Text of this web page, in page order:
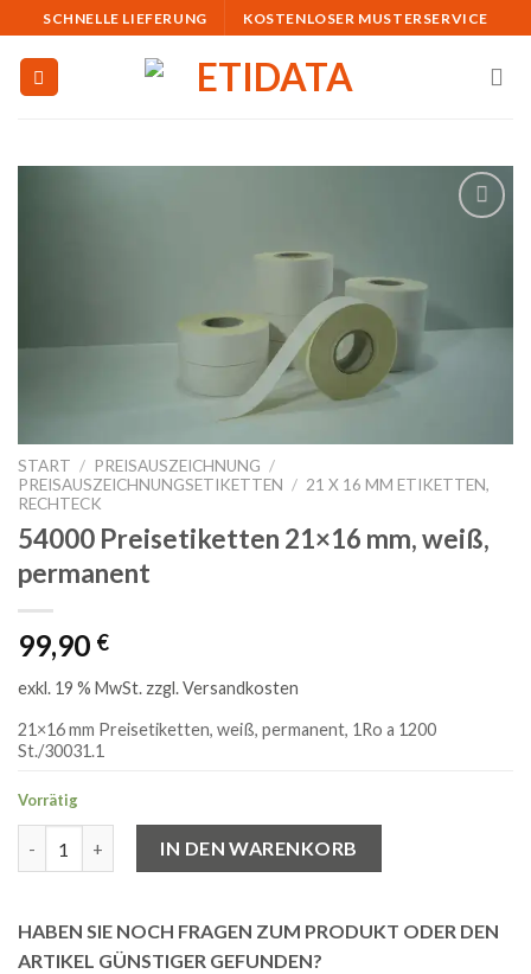
to
content
SCHNELLE LIEFERUNG KOSTENLOSER MUSTERSERVICE
START / PREISAUSZEICHNUNG /
PREISAUSZEICHNUNGSETIKETTEN / 21 X 16 MM ETIKETTEN,
RECHTECK
54000 Preisetiketten 21×16 mm, weiß,
permanent
99,90 €
exkl. 19 % MwSt. zzgl.Versandkosten
21×16 mm Preisetiketten, weiß, permanent, 1Ro a 1200
St./30031.1
Vorrätig
IN DEN WARENKORB
HABEN SIE NOCH FRAGEN ZUM PRODUKT ODER DEN
ARTIKEL GÜNSTIGER GEFUNDEN?